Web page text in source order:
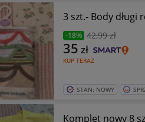
3 szt.- Body długi
-18% 42,99 zł
KUP TERAZ
35 zł
STAN: NOWY